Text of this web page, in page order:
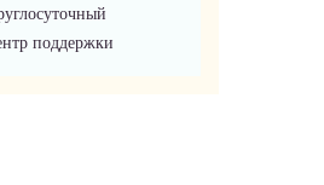
поддержки